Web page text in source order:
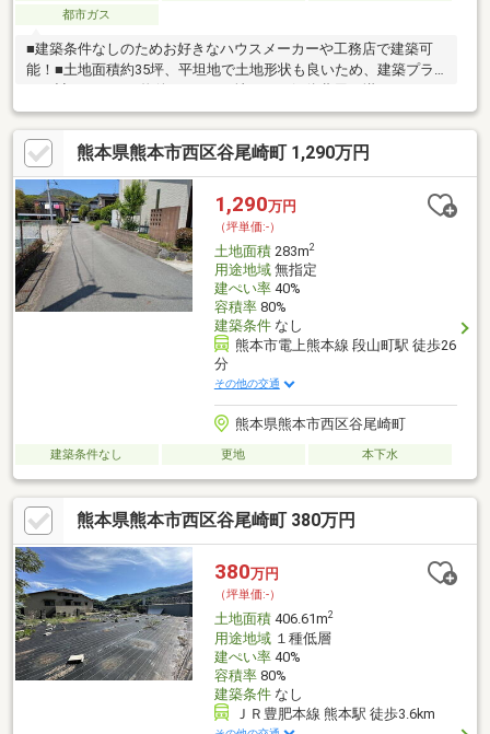
都市ガス
■建築条件なしのためお好きなハウスメーカーや工務店で建築可
能！■土地面積約35坪、平坦地で土地形状も良いため、建築プラ
ん！■バス停に近く、利便性が良いため通勤や通学にも便利■子育
て世代が多いエリアのため、安心して暮らせる住環境！■小学校
まで約10分、中学校まで約13分のため、毎日の通学も安心です！
■コンビニまで徒歩約5分、スーパーまで徒歩約5分と毎日のお買
い物にも便利です！■ナカジツで建築プランのご提案も可能で
す！お気軽にご相談ください！■ 住宅ローンや資金計画のご相談
も承っております！詳細は担当者までお問合せください！
熊本県熊本市西区谷尾崎町 1,290万円
1,290万円
（坪単価:-）
土地面積283m2
用途地域無指定
建ぺい率40%
容積率80%
建築条件なし
熊本市電上熊本線 段山町駅 徒歩26
分
その他の交通
熊本県熊本市西区谷尾崎町
建築条件なし 更地 本下水
熊本県熊本市西区谷尾崎町 380万円
380万円
（坪単価:-）
土地面積406.61m2
用途地域１種低層
建ぺい率40%
容積率80%
建築条件なし
ＪＲ豊肥本線 熊本駅 徒歩3.6km